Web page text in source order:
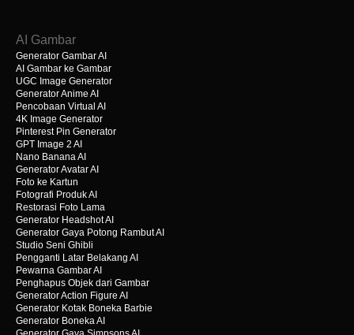
AI Gambar
Generator Gambar AI
AI Gambar ke Gambar
UGC Image Generator
Generator Anime AI
Pencobaan Virtual AI
4K Image Generator
Pinterest Pin Generator
GPT Image 2 AI
Nano Banana AI
Generator Avatar AI
Foto ke Kartun
Fotografi Produk AI
Restorasi Foto Lama
Generator Headshot AI
Generator Gaya Potong Rambut AI
Studio Seni Ghibli
Pengganti Latar Belakang AI
Pewarna Gambar AI
Penghapus Objek dari Gambar
Generator Action Figure AI
Generator Kotak Boneka Barbie
Generator Boneka AI